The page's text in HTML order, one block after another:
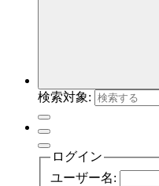
検索対象:
ログイン
ユーザー名: